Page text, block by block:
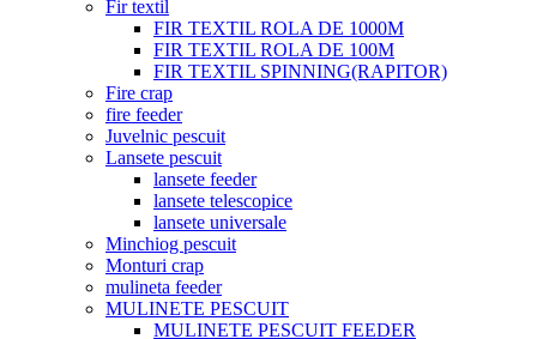
Fir textil
FIR TEXTIL ROLA DE 1000M
FIR TEXTIL ROLA DE 100M
FIR TEXTIL SPINNING(RAPITOR)
Fire crap
fire feeder
Juvelnic pescuit
Lansete pescuit
lansete feeder
lansete telescopice
lansete universale
Minchiog pescuit
Monturi crap
mulineta feeder
MULINETE PESCUIT
MULINETE PESCUIT FEEDER